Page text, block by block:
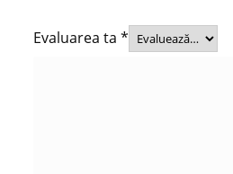
Evaluarea ta *